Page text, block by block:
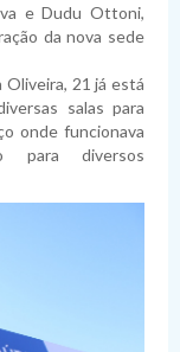
e Dudu Ottoni,
da nova sede
21 já está
salas para
onde funcionava
para diversos